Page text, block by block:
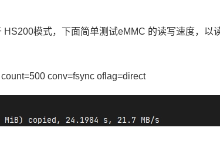
模式，下面简单测试eMMC 的读写速度，以
conv=fsync oflag=direct